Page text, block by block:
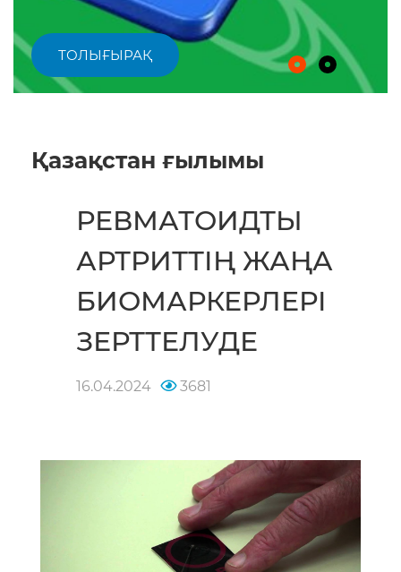
ТОЛЫҒЫРАҚ
Қазақстан ғылымы
РЕВМАТОИДТЫ
АРТРИТТІҢ ЖАҢА
БИОМАРКЕРЛЕРІ
ЗЕРТТЕЛУДЕ
16.04.2024 3681